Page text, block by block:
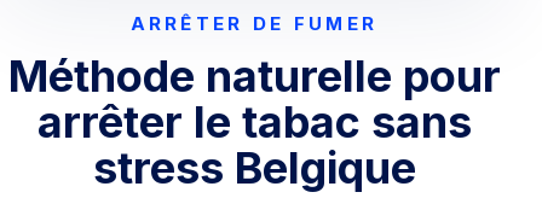
ARRÊTER DE FUMER
Méthode naturelle pour
arrêter le tabac sans
stress Belgique